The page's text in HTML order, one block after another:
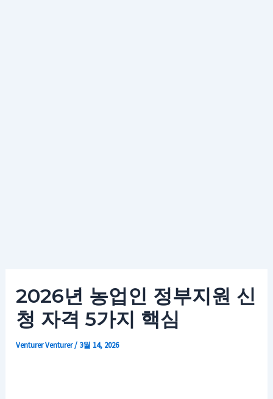
2026년 농업인 정부지원 신
청 자격 5가지 핵심
VenturerVenturer/ 3월 14, 2026